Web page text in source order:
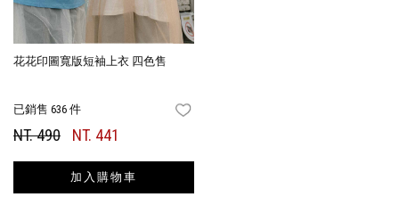
花花印圖寬版短袖上衣 四色售
已銷售 636 件
NT. 490 NT. 441
加入購物車